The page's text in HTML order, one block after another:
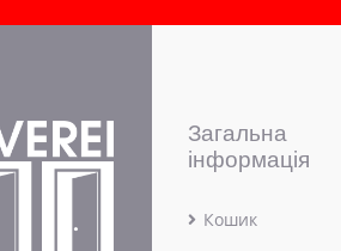
Загальна
інформація
Кошик